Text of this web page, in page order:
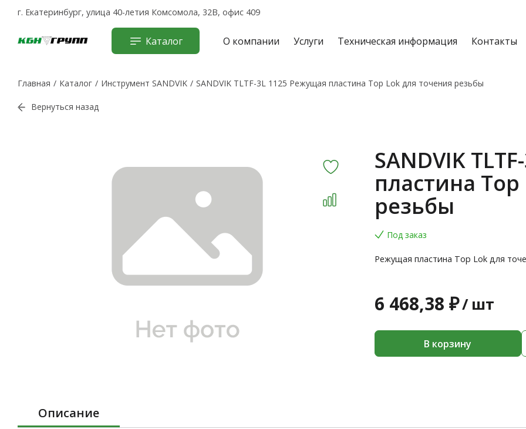
г. Екатеринбург, улица 40-летия Комсомола, 32В, офис 409
Каталог О компании Услуги Техническая информация Контакты
Главная Каталог Инструмент SANDVIK SANDVIK TLTF-3L 1125 Режущая пластина Top Lok для точения резьбы
Вернуться назад
SANDVIK
пластина
резьбы
Под заказ
Режущая пластина Top Lok для
6 468,38 ₽/ шт
В корзину
Описание